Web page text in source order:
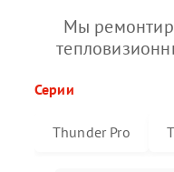
Мы
Серии
Thunder Pro